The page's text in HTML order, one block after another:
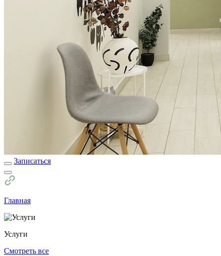
Записаться
Главная
Услуги
Смотреть все